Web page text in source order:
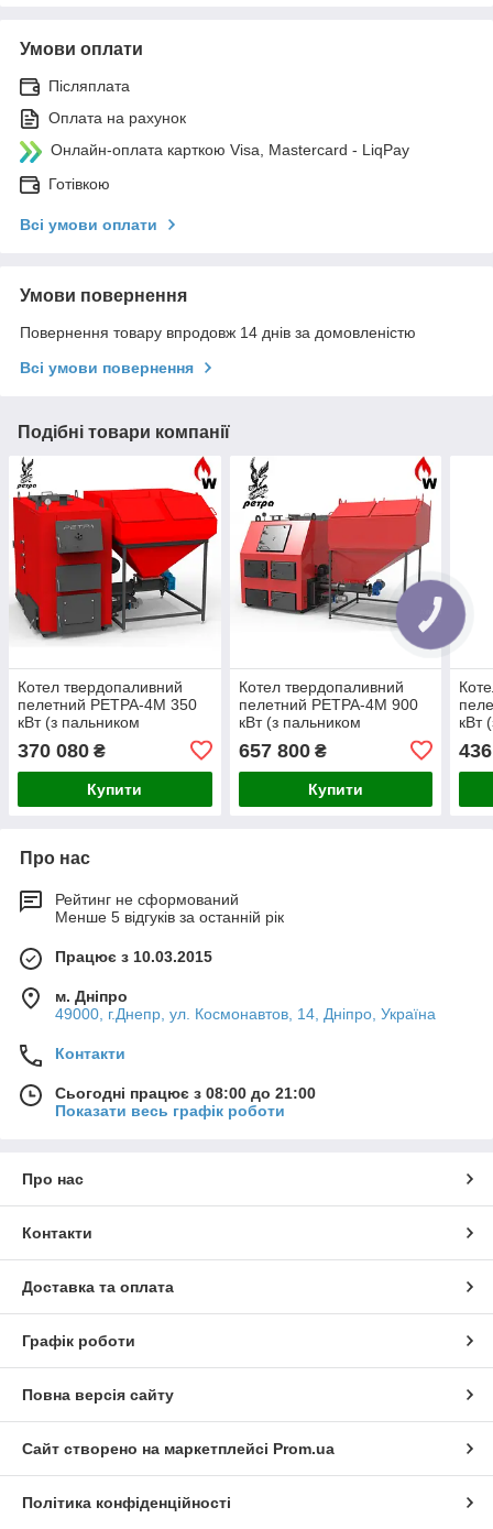
Умови оплати
Післяплата
Оплата на рахунок
Онлайн-оплата карткою Visa, Mastercard - LiqPay
Готівкою
Всі умови оплати
Умови повернення
Повернення товару впродовж 14 днів за домовленістю
Всі умови повернення
Подібні товари компанії
Котел твердопаливний
пелетний РЕТРА-4М 350
кВт (з пальником
370 080 ₴
Купити
Котел твердопаливний
пелетний РЕТРА-4М 900
кВт (з пальником
657 800₴
Купити
кВт
Про нас
Рейтинг не сформований
Менше 5 відгуків за останній рік
Працює з 10.03.2015
м. Дніпро
49000, г.Днепр, ул. Космонавтов, 14, Дніпро, Україна
Контакти
Сьогодні працює з 08:00 до 21:00
Показати весь графік роботи
Про нас
Контакти
Доставка та оплата
Графік роботи
Повна версія сайту
Сайт створено на маркетплейсі Prom.ua
Політика конфіденційності